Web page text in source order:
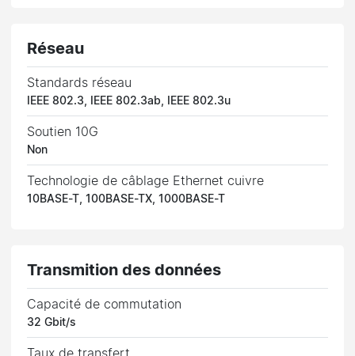
Réseau
Standards réseau
IEEE 802.3, IEEE 802.3ab, IEEE 802.3u
Soutien 10G
Non
Technologie de câblage Ethernet cuivre
10BASE-T, 100BASE-TX, 1000BASE-T
Transmition des données
Capacité de commutation
32 Gbit/s